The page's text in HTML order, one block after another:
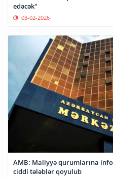
edəcək"
03-02-2026
AMB: Maliyyə qurumlarına
ciddi tələblər qoyulub